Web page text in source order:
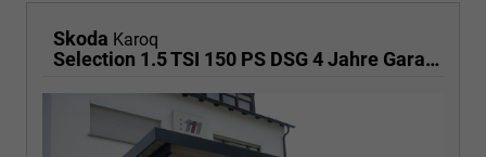
Skoda Karoq
Selection 1.5 TSI 150 PS DSG 4 Jahre Garantie-Anhängerkupplung-Keyless Start-AppleCarPlay-AndroidAuto-Sunset-Tempomat-2-Zonen-Klima-16''Alu